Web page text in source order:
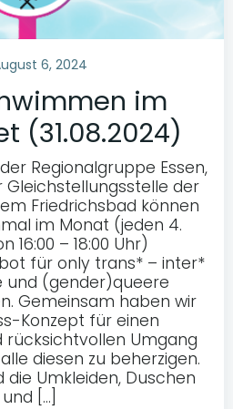
6, 2024
im
(31.08.2024)
Regionalgruppe Essen,
der
Friedrichsbad können
im Monat (jeden 4.
16:00 – 18:00 Uhr)
für only trans* – inter*
und (gender)queere
Gemeinsam haben wir
Konzept für einen
rücksichtvollen Umgang
diesen zu beherzigen.
die Umkleiden, Duschen
und […]